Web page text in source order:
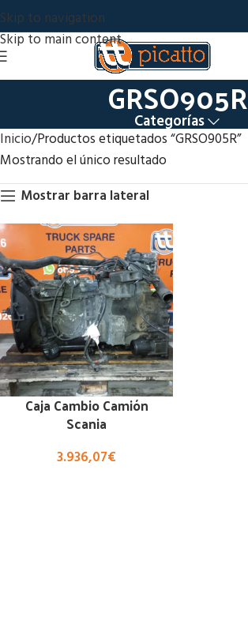
Skip to navigation
Skip to main content
GRSO905R
Categorías
Inicio Productos etiquetados “GRSO905R”
Mostrando el único resultado
Mostrar barra lateral
Caja Cambio Camión
Scania
3.936,07€